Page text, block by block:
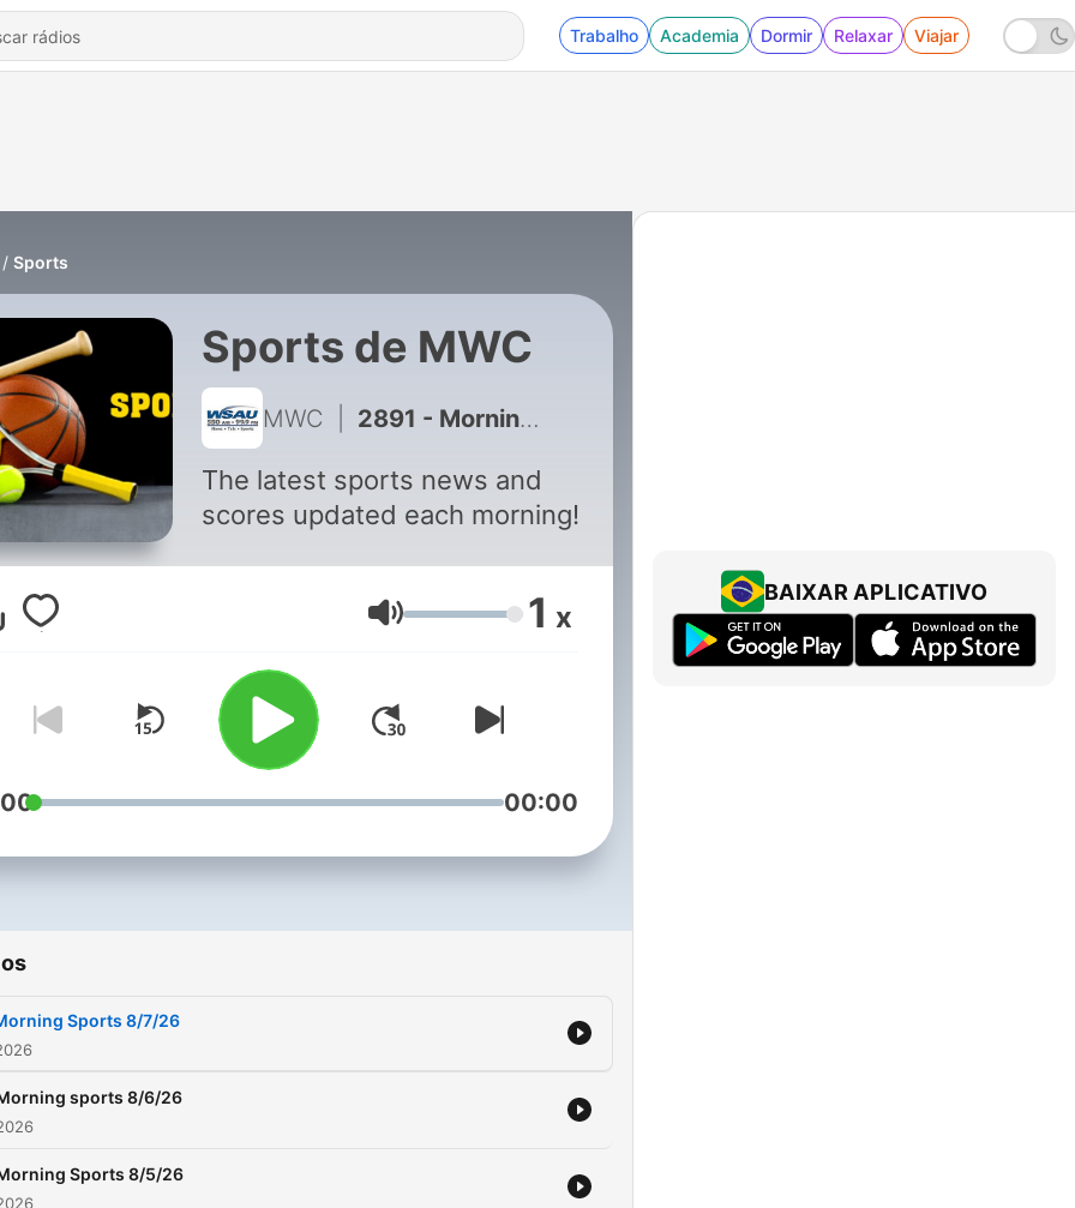
Trabalho Academia Dormir Relaxar Viajar
Sports
Sports de MWC
MWC 2891 - Morning Sports 8/7/26
The latest sports news and
scores updated each morning!
Volume 1 x
00:00
Sports 8/7/26
sports 8/6/26
Sports 8/5/26
BAIXAR APLICATIVO